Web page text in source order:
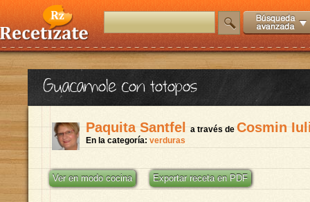
Guacamole con totopos
Paquita Santfela través de Cosmin
En la categoría: verduras
Ver en modo cocina Exportar receta en PDF